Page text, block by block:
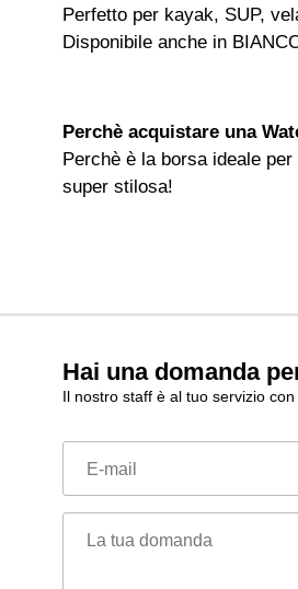
Perfetto per kayak, SUP,
Disponibile anche in
Perchè acquistare una
Perchè è la borsa ideale
super stilosa!
Hai una domanda
Il nostro staff è al tuo servizio
E-mail
La tua domanda